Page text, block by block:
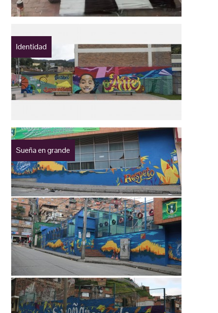
Identidad
Sueña en grande